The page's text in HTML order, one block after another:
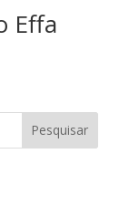
Effa
Pesquisar